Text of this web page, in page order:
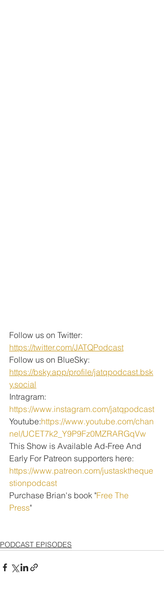
Follow us on Twitter:
https://twitter.com/JATQPodcast
Follow us on BlueSky:
https://bsky.app/profile/jatqpodcast.bsk
y.social
Intragram:
https://www.instagram.com/jatqpodcast
Youtube:https://www.youtube.com/chan
nel/UCET7k2_Y9P9Fz0MZRARGqVw
This Show is Available Ad-Free And
Early For Patreon supporters here:
https://www.patreon.com/justasktheque
stionpodcast
Purchase Brian's book "Free The
Press"
PODCAST EPISODES